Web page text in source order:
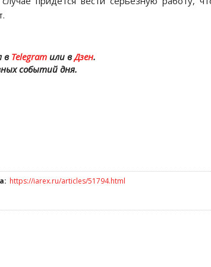
вTelegramили вДзен.
событий дня.
https://iarex.ru/articles/51794.html